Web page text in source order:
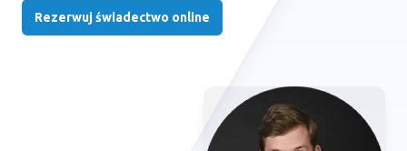
Rezerwuj świadectwo online